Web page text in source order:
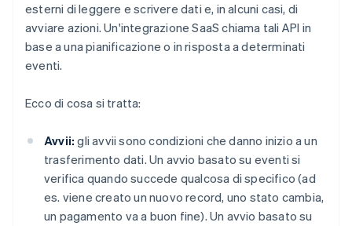
esterni di leggere e scrivere dati e, in alcuni casi, di
avviare azioni. Un'integrazione SaaS chiama tali API in
base a una pianificazione o in risposta a determinati
eventi.
Ecco di cosa si tratta:
Avvii: gli avvii sono condizioni che danno inizio a un
trasferimento dati. Un avvio basato su eventi si
verifica quando succede qualcosa di specifico (ad
es. viene creato un nuovo record, uno stato cambia,
un pagamento va a buon fine). Un avvio basato su